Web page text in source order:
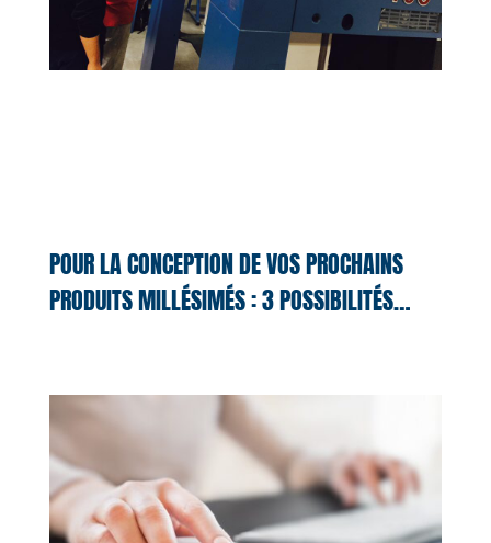
POUR LA CONCEPTION DE VOS PROCHAINS
PRODUITS MILLÉSIMÉS : 3 POSSIBILITÉS…